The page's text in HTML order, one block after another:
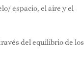
espacio, el aire y el
del equilibrio de los